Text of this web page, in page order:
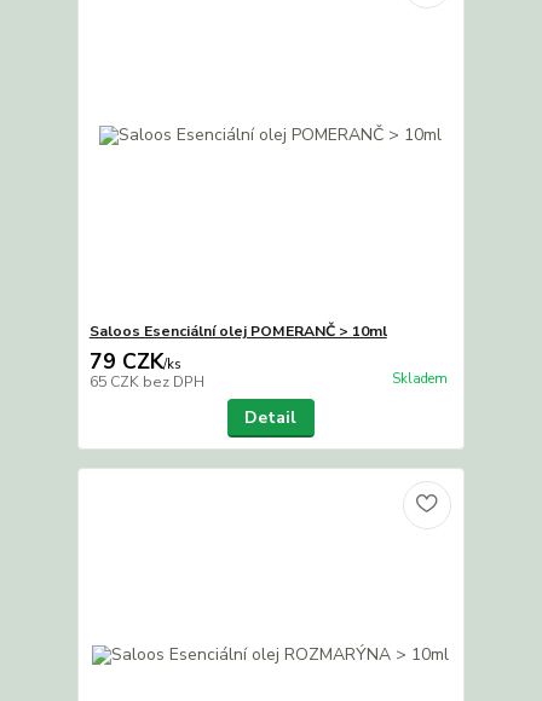
Saloos Esenciální olej POMERANČ > 10ml
79 CZK/ks
65 CZK bez DPH Skladem
Detail